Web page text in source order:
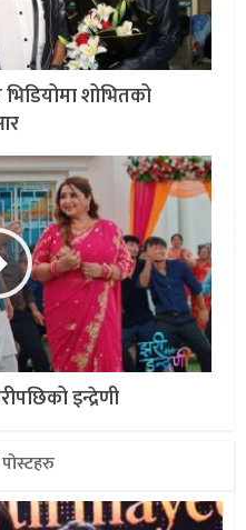
शोभितको
इन्द्रेणी